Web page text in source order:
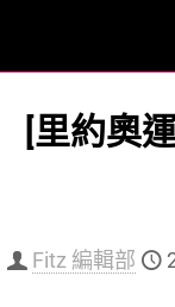
[里約奧
Fitz 編輯部